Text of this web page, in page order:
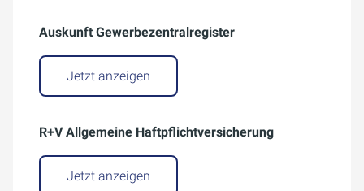
Auskunft Gewerbezentralregister
Jetzt anzeigen
R+V Allgemeine Haftpflichtversicherung
Jetzt anzeigen